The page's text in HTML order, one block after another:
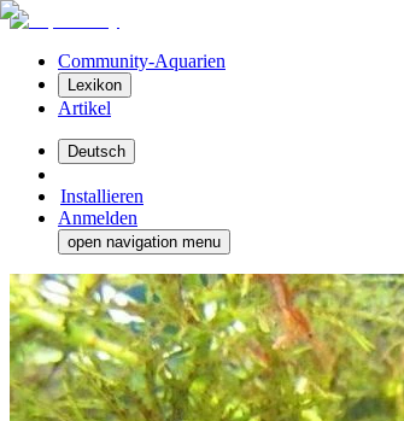
Community-Aquarien
Lexikon
Artikel
Deutsch
Installieren
Anmelden
open navigation menu